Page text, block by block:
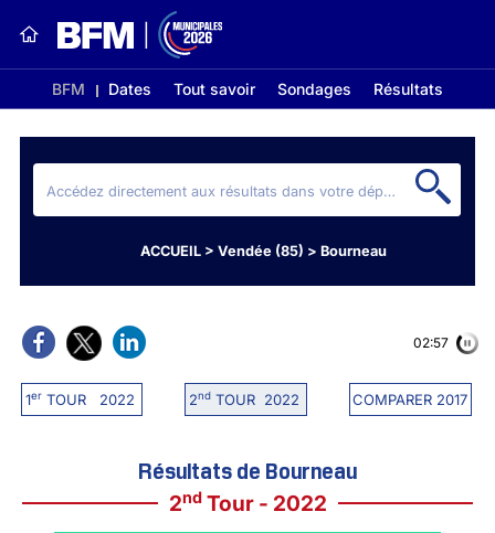
BFM Dates Tout savoir Sondages Résultats
ACCUEIL> Vendée (85) > Bourneau
1erTOUR 2022 2ndTOUR 2022 COMPARER 2017
02:56
Résultats de Bourneau
2ndTour - 2022